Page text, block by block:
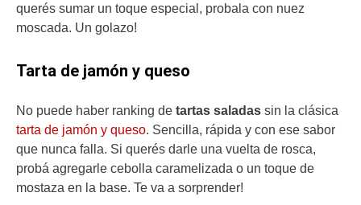
querés sumar un toque especial, probala con nuez
moscada. Un golazo!
Tarta de jamón y queso
No puede haber ranking de tartas saladas sin la clásica
tarta de jamón y queso. Sencilla, rápida y con ese sabor
que nunca falla. Si querés darle una vuelta de rosca,
probá agregarle cebolla caramelizada o un toque de
mostaza en la base. Te va a sorprender!